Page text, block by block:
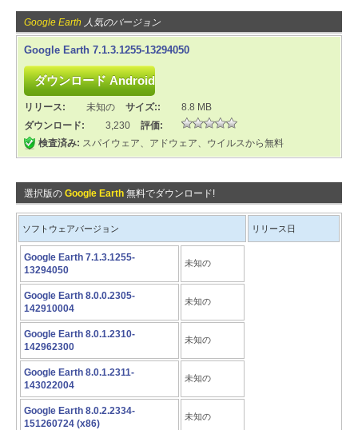
Google Earth 人気のバージョン
Google Earth 7.1.3.1255-13294050
リリース: 未知の サイズ::
8.8 MB
ダウンロード:
3,230
評価:
検査済み: スパイウェア、アドウェア、ウイルスから無料
選択版の Google Earth 無料でダウンロード!
ソフトウェアバージョン リリース日
Google Earth 7.1.3.1255-
13294050
未知の
Google Earth 8.0.0.2305-
142910004
未知の
Google Earth 8.0.1.2310-
142962300
未知の
Google Earth 8.0.1.2311-
143022004
未知の
Google Earth 8.0.2.2334-
151260724 (x86)
未知の